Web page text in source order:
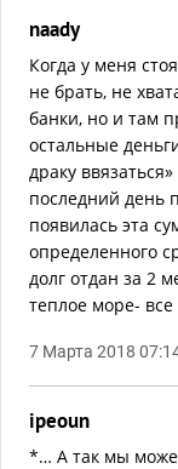
naady
Когда у меня
не брать, не
банки, но и там
остальные
драку
последний день
появилась эта
определенного
долг отдан за 2
теплое море- все
7 Марта 2018
ipeoun
*… А так мы